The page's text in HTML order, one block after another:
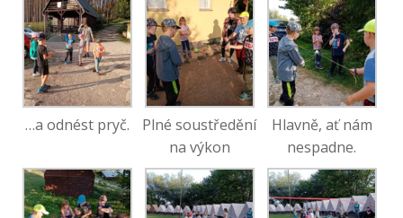
…a odnést pryč.
Plné soustředění
na výkon
Hlavně, ať nám
nespadne.